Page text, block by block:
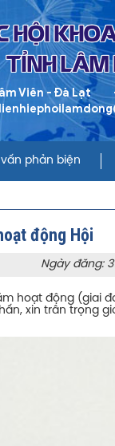
HỘI
TỈNH LÂM
Viên - Đà Lạt
vấn phản biện
động Hội
Ngày đăng:
hoạt động (giai
xin trân trọng